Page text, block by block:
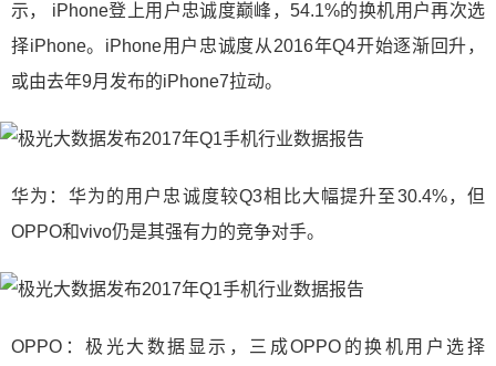
示， iPhone登上用户忠诚度巅峰，54.1%的换机用户再次选
择iPhone。iPhone用户忠诚度从2016年Q4开始逐渐回升，
或由去年9月发布的iPhone7拉动。
华为：华为的用户忠诚度较Q3相比大幅提升至30.4%，但
OPPO和vivo仍是其强有力的竞争对手。
OPPO：极光大数据显示，三成OPPO的换机用户选择